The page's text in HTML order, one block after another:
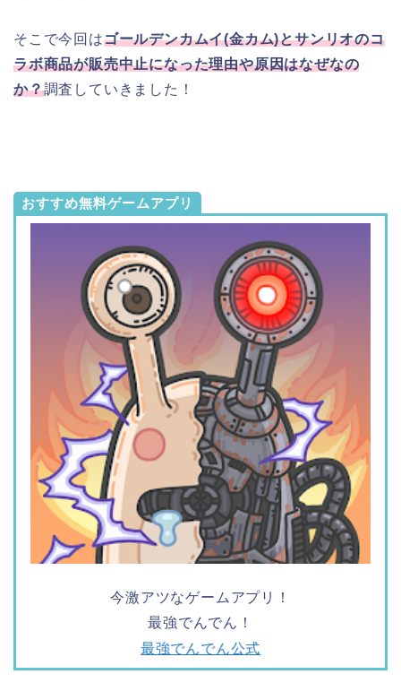
そこで今回はゴールデンカムイ(金カム)とサンリオのコ
ラボ商品が販売中止になった理由や原因はなぜなの
か？調査していきました！
おすすめ無料ゲームアプリ
今激アツなゲームアプリ！
最強でんでん！
最強でんでん公式